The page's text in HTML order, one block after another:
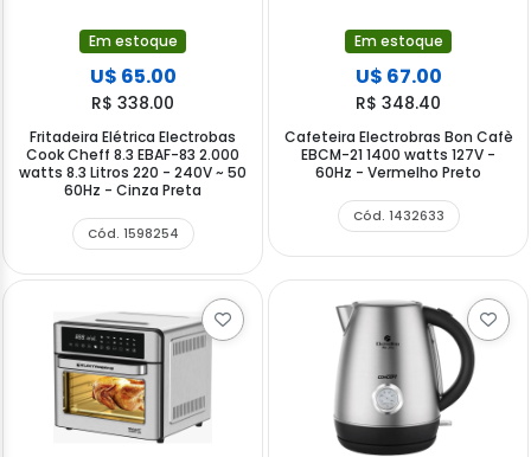
Em estoque
U$ 65.00
R$ 338.00
Fritadeira Elétrica Electrobas
Cook Cheff 8.3 EBAF-83 2.000
watts 8.3 Litros 220 - 240V ~ 50
60Hz - Cinza Preta
Cód. 1598254
Em estoque
U$ 67.00
R$ 348.40
Cafeteira Electrobras Bon Cafè
EBCM-21 1400 watts 127V -
60Hz - Vermelho Preto
Cód. 1432633